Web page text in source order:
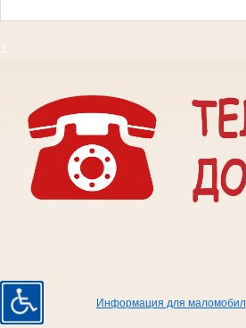
1
Информация для